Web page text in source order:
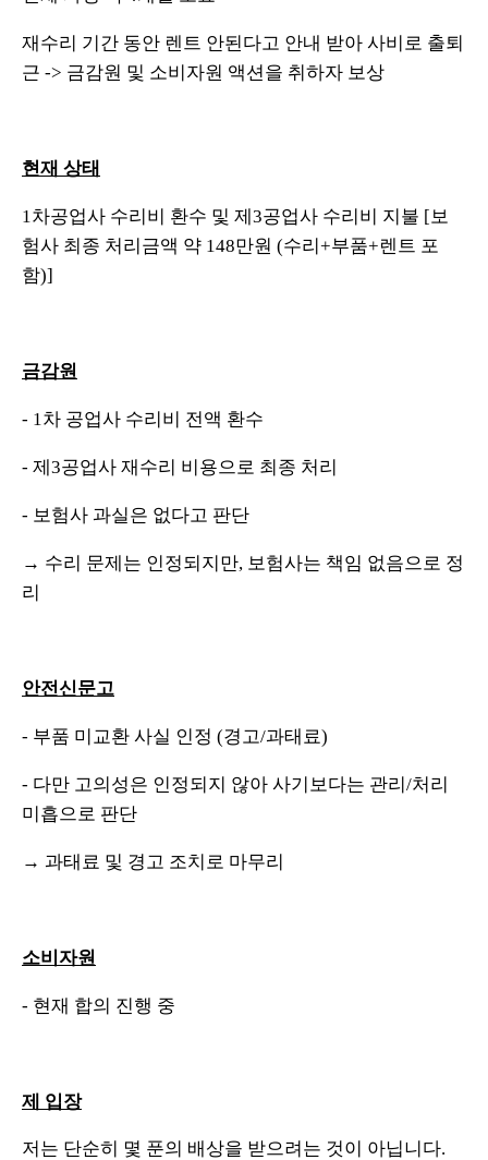
재수리 기간 동안 렌트 안된다고 안내 받아 사비로 출퇴
근 -> 금감원 및 소비자원 액션을 취하자 보상
현재 상태
1차공업사 수리비 환수 및 제3공업사 수리비 지불 [보
험사 최종 처리금액 약 148만원 (수리+부품+렌트 포
함)]
금감원
- 1차 공업사 수리비 전액 환수
- 제3공업사 재수리 비용으로 최종 처리
- 보험사 과실은 없다고 판단
→ 수리 문제는 인정되지만, 보험사는 책임 없음으로 정
리
안전신문고
- 부품 미교환 사실 인정 (경고/과태료)
- 다만 고의성은 인정되지 않아 사기보다는 관리/처리
미흡으로 판단
→ 과태료 및 경고 조치로 마무리
소비자원
- 현재 합의 진행 중
제 입장
저는 단순히 몇 푼의 배상을 받으려는 것이 아닙니다.